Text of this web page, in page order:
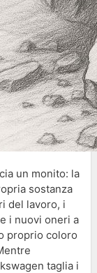
un monito: la
sostanza
del lavoro, i
i nuovi oneri a
proprio coloro
taglia i